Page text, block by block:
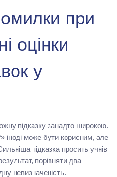
при
оцінки
у
підказку занадто широкою.
іноді може бути корисним, але
підказка просить учнів
порівняти два
невизначеність.